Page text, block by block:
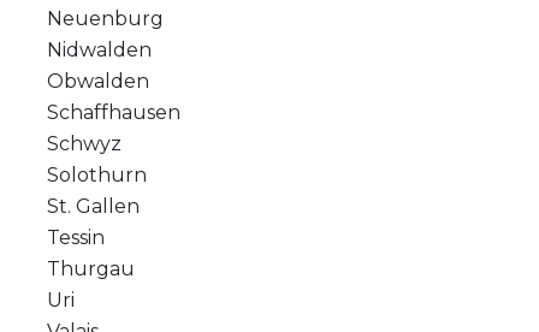
Neuenburg
Nidwalden
Obwalden
Schaffhausen
Schwyz
Solothurn
St. Gallen
Tessin
Thurgau
Uri